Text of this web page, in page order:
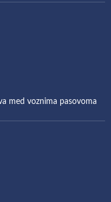
med voznima pasovoma